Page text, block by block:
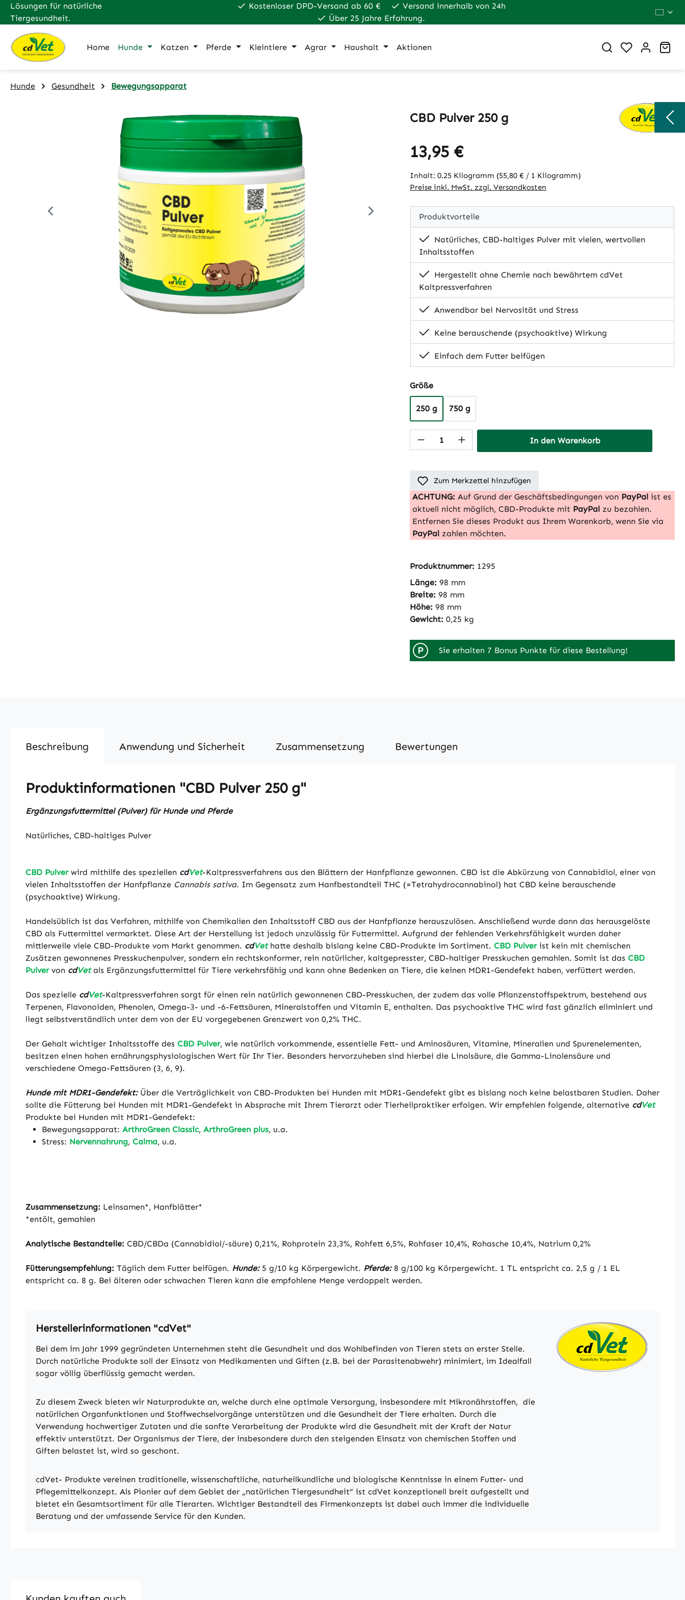
Hauptinhalt springen
Zur Suche springen
Zur Hauptnavigation springen
Lösungen für natürliche
Tiergesundheit.
Kostenloser DPD-Versand ab 60 €
Versand innerhalb von 24h
Über 25 Jahre Erfahrung.
Home Hunde Katzen Pferde Kleintiere Agrar Haushalt Aktionen Du hast 0
Hunde Gesundheit Bewegungsapparat
CBD Pulver 250 g
Regulärer Preis:
13,95 €
Inhalt: 0.25 Kilogramm (55,80 € / 1 Kilogramm)
Preise inkl. MwSt. zzgl. Versandkosten
Produktvorteile
Natürliches, CBD-haltiges Pulver mit vielen, wertvollen
Inhaltsstoffen
Hergestellt ohne Chemie nach bewährtem cdVet
Kaltpressverfahren
Anwendbar bei Nervosität und Stress
Keine berauschende (psychoaktive) Wirkung
Einfach dem Futter beifügen
Größeauswählen
250 g 750 g
Produkt Anzahl: Gib den gewünschten Wert
In den Warenkorb
Zum Merkzettel hinzufügen
ACHTUNG: Auf Grund der Geschäftsbedingungen von PayPal ist es
aktuell nicht möglich, CBD-Produkte mit PayPal zu bezahlen.
Entfernen Sie dieses Produkt aus Ihrem Warenkorb, wenn Sie via
PayPal zahlen möchten.
Produktnummer: 1295
Länge: 98 mm
Breite: 98 mm
Höhe: 98 mm
Gewicht: 0,25 kg
P Sie erhalten 7 Bonus Punkte für diese Bestellung!
Beschreibung Anwendung und Sicherheit Zusammensetzung Bewertungen
Produktinformationen "CBD Pulver 250 g"
Ergänzungsfuttermittel (Pulver) für Hunde und Pferde
Natürliches, CBD-haltiges Pulver
CBD Pulverwird mithilfe des speziellen cdVet-Kaltpressverfahrens aus den Blättern der Hanfpflanze gewonnen. CBD ist die Abkürzung von Cannabidiol, einer von
vielen Inhaltsstoffen der Hanfpflanze Cannabis sativa. Im Gegensatz zum Hanfbestandteil THC (=Tetrahydrocannabinol) hat CBD keine berauschende
(psychoaktive) Wirkung.
Handelsüblich ist das Verfahren, mithilfe von Chemikalien den Inhaltsstoff CBD aus der Hanfpflanze herauszulösen. Anschließend wurde dann das herausgelöste
CBD als Futtermittel vermarktet. Diese Art der Herstellung ist jedoch unzulässig für Futtermittel. Aufgrund der fehlenden Verkehrsfähigkeit wurden daher
mittlerweile viele CBD-Produkte vom Markt genommen. cdVethatte deshalb bislang keine CBD-Produkte im Sortiment. CBD Pulverist kein mit chemischen
Zusätzen gewonnenes Presskuchenpulver, sondern ein rechtskonformer, rein natürlicher, kaltgepresster, CBD-haltiger Presskuchen gemahlen. Somit ist das CBD
Pulvervon cdVetals Ergänzungsfuttermittel für Tiere verkehrsfähig und kann ohne Bedenken an Tiere, die keinen MDR1-Gendefekt haben, verfüttert werden.
Das spezielle cdVet-Kaltpressverfahren sorgt für einen rein natürlich gewonnenen CBD-Presskuchen, der zudem das volle Pflanzenstoffspektrum, bestehend aus
Terpenen, Flavonoiden, Phenolen, Omega-3- und -6-Fettsäuren, Mineralstoffen und Vitamin E, enthalten. Das psychoaktive THC wird fast gänzlich eliminiert und
liegt selbstverständlich unter dem von der EU vorgegebenen Grenzwert von 0,2% THC.
Der Gehalt wichtiger Inhaltsstoffe des CBD Pulver, wie natürlich vorkommende, essentielle Fett- und Aminosäuren, Vitamine, Mineralien und Spurenelementen,
besitzen einen hohen ernährungsphysiologischen Wert für Ihr Tier. Besonders hervorzuheben sind hierbei die Linolsäure, die Gamma-Linolensäure und
verschiedene Omega-Fettsäuren (3, 6, 9).
Hunde mit MDR1-Gendefekt:Über die Verträglichkeit von CBD-Produkten bei Hunden mit MDR1-Gendefekt gibt es bislang noch keine belastbaren Studien. Daher
sollte die Fütterung bei Hunden mit MDR1-Gendefekt in Absprache mit Ihrem Tierarzt oder Tierheilpraktiker erfolgen. Wir empfehlen folgende, alternative cdVet
Produkte bei Hunden mit MDR1-Gendefekt:
Bewegungsapparat: ArthroGreen Classic, ArthroGreen plus, u.a.
Stress: Nervennahrung, Calma, u.a.
Zusammensetzung: Leinsamen*, Hanfblätter*
*entölt, gemahlen
Analytische Bestandteile: CBD/CBDa (Cannabidiol/-säure) 0,21%, Rohprotein 23,3%, Rohfett 6,5%, Rohfaser 10,4%, Rohasche 10,4%, Natrium 0,2%
Fütterungsempfehlung: Täglich dem Futter beifügen. Hunde:5 g/10 kg Körpergewicht. Pferde:8 g/100 kg Körpergewicht. 1 TL entspricht ca. 2,5 g / 1 EL
entspricht ca. 8 g. Bei älteren oder schwachen Tieren kann die empfohlene Menge verdoppelt werden.
Herstellerinformationen "cdVet"
Bei dem im Jahr 1999 gegründeten Unternehmen steht die Gesundheit und das Wohlbefinden von Tieren stets an erster Stelle.
Durch natürliche Produkte soll der Einsatz von Medikamenten und Giften (z.B. bei der Parasitenabwehr) minimiert, im Idealfall
sogar völlig überflüssig gemacht werden.
Zu diesem Zweck bieten wir Naturprodukte an, welche durch eine optimale Versorgung, insbesondere mit Mikronährstoffen, die
natürlichen Organfunktionen und Stoffwechselvorgänge unterstützen und die Gesundheit der Tiere erhalten. Durch die
Verwendung hochwertiger Zutaten und die sanfte Verarbeitung der Produkte wird die Gesundheit mit der Kraft der Natur
effektiv unterstützt. Der Organismus der Tiere, der insbesondere durch den steigenden Einsatz von chemischen Stoffen und
Giften belastet ist, wird so geschont.
cdVet- Produkte vereinen traditionelle, wissenschaftliche, naturheilkundliche und biologische Kenntnisse in einem Futter- und
Pflegemittelkonzept. Als Pionier auf dem Gebiet der „natürlichen Tiergesundheit“ ist cdVet konzeptionell breit aufgestellt und
bietet ein Gesamtsortiment für alle Tierarten. Wichtiger Bestandteil des Firmenkonzepts ist dabei auch immer die individuelle
Beratung und der umfassende Service für den Kunden.